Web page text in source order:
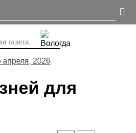
газета.
2026
для